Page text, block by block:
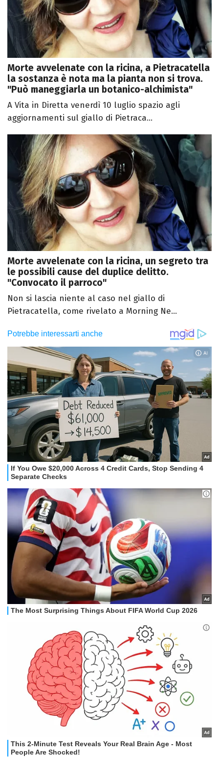
Morte avvelenate con la ricina, a Pietracatella
la sostanza è nota ma la pianta non si trova.
"Può maneggiarla un botanico-alchimista"
A Vita in Diretta venerdì 10 luglio spazio agli
aggiornamenti sul giallo di Pietraca...
Morte avvelenate con la ricina, un segreto tra
le possibili cause del duplice delitto.
"Convocato il parroco"
Non si lascia niente al caso nel giallo di
Pietracatella, come rivelato a Morning Ne...